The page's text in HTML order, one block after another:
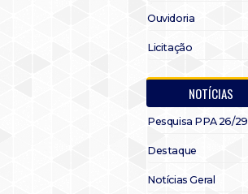
Ouvidoria
Licitação
NOTÍCIAS
Pesquisa PPA 26/29
Destaque
Notícias Geral